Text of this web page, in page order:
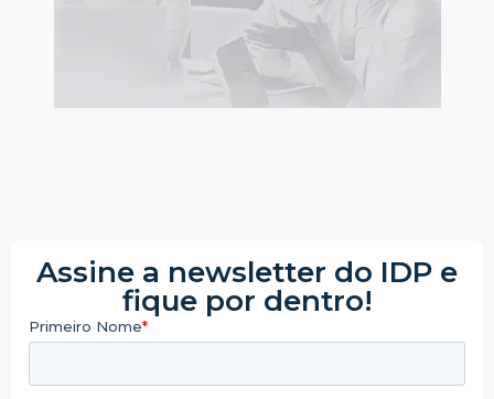
Assine a newsletter do IDP e
fique por dentro!